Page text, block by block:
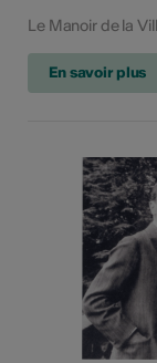
Le Manoir de la
En savoir plus